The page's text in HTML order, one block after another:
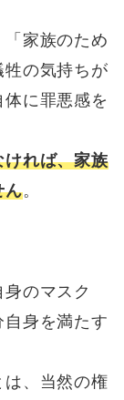
「家族のため
の気持ちが
に罪悪感を
れば、家族
ん。
のマスク
身を満たす
は、当然の権